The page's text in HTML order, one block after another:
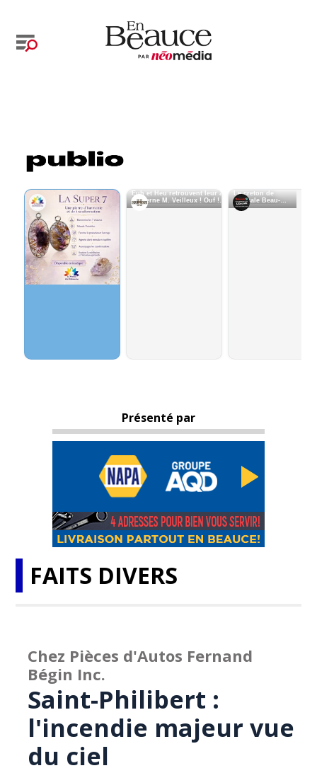
Présenté par
FAITS DIVERS
Chez Pièces d'Autos Fernand
Bégin Inc.
Saint-Philibert :
l'incendie majeur vue
du ciel